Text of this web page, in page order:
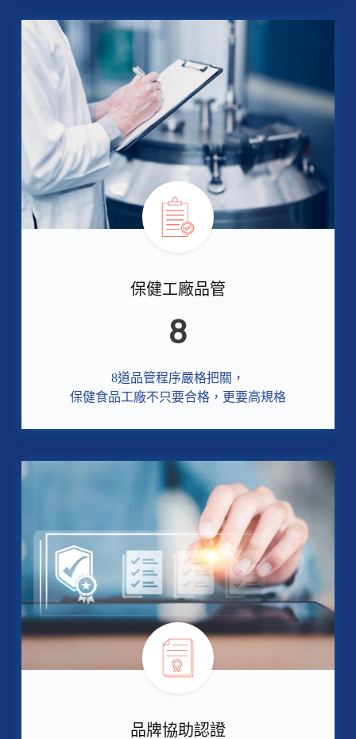
保健工廠品管
8
8道品管程序嚴格把關，
保健食品工廠不只要合格，更要高規格
品牌協助認證